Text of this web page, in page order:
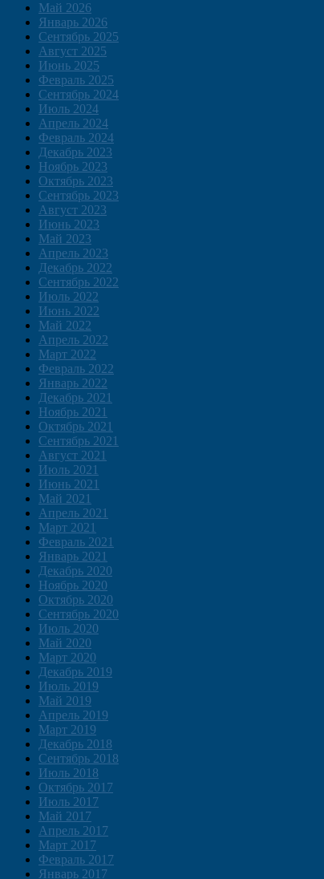
Май 2026
Январь 2026
Сентябрь 2025
Август 2025
Июнь 2025
Февраль 2025
Сентябрь 2024
Июль 2024
Апрель 2024
Февраль 2024
Декабрь 2023
Ноябрь 2023
Октябрь 2023
Сентябрь 2023
Август 2023
Июнь 2023
Май 2023
Апрель 2023
Декабрь 2022
Сентябрь 2022
Июль 2022
Июнь 2022
Май 2022
Апрель 2022
Март 2022
Февраль 2022
Январь 2022
Декабрь 2021
Ноябрь 2021
Октябрь 2021
Сентябрь 2021
Август 2021
Июль 2021
Июнь 2021
Май 2021
Апрель 2021
Март 2021
Февраль 2021
Январь 2021
Декабрь 2020
Ноябрь 2020
Октябрь 2020
Сентябрь 2020
Июль 2020
Май 2020
Март 2020
Декабрь 2019
Июль 2019
Май 2019
Апрель 2019
Март 2019
Декабрь 2018
Сентябрь 2018
Июль 2018
Октябрь 2017
Июль 2017
Май 2017
Апрель 2017
Март 2017
Февраль 2017
Январь 2017